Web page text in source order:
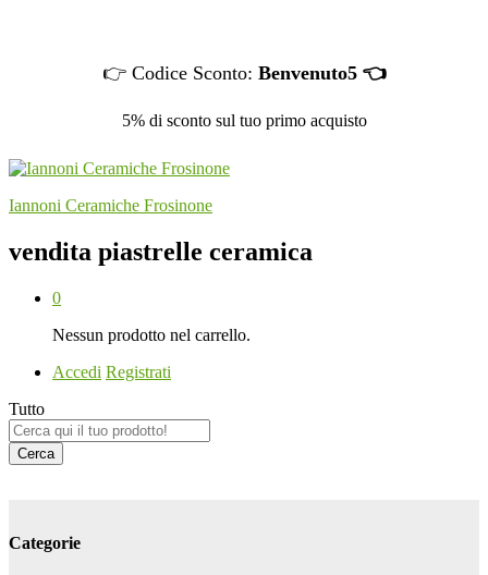
👉 Codice Sconto: Benvenuto5 👈
5% di sconto sul tuo primo acquisto
Iannoni Ceramiche Frosinone
vendita piastrelle ceramica
0
Nessun prodotto nel carrello.
Accedi Registrati
Tutto
Cerca
Categorie